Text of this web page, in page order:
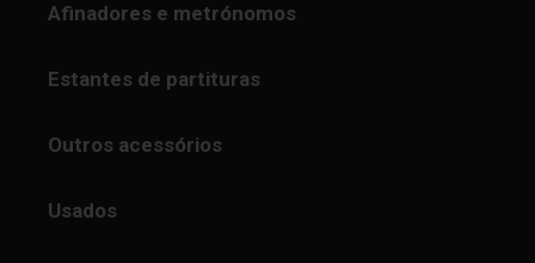
Afinadores e metrónomos
Estantes de partituras
Outros acessórios
Usados